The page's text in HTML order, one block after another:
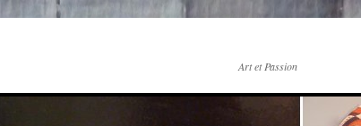
Art et Passion